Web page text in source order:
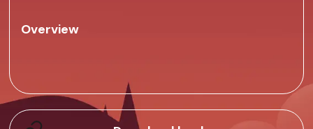
Overview